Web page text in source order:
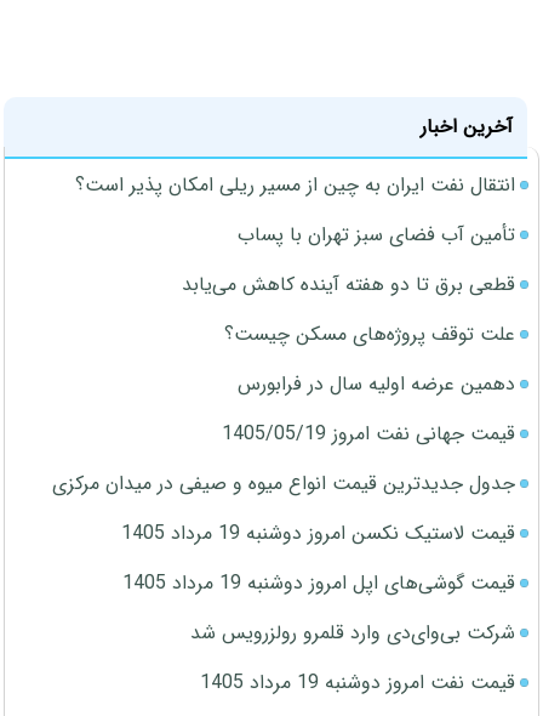
آخرین اخبار
انتقال نفت ایران به چین از مسیر ریلی امکان پذیر است؟
تأمین آب فضای سبز تهران با پساب
قطعی برق تا دو هفته آینده کاهش می‌یابد
علت توقف پروژه‌های مسکن چیست؟
دهمین عرضه اولیه سال در فرابورس
قیمت جهانی نفت امروز 1405/05/19
جدول جدیدترین قیمت انواع میوه و صیفی در میدان مرکزی
قیمت لاستیک نکسن امروز دوشنبه 19 مرداد 1405
قیمت گوشی‌های اپل امروز دوشنبه 19 مرداد 1405
شرکت بی‌وای‌دی وارد قلمرو رولزرویس شد
قیمت نفت امروز دوشنبه 19 مرداد 1405